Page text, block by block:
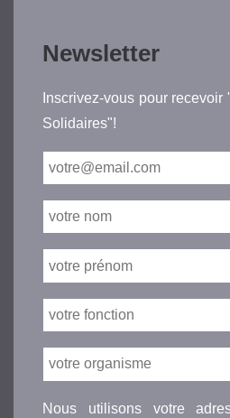
Newsletter
Inscrivez-vous pour
Solidaires"!
Nous utilisons votre